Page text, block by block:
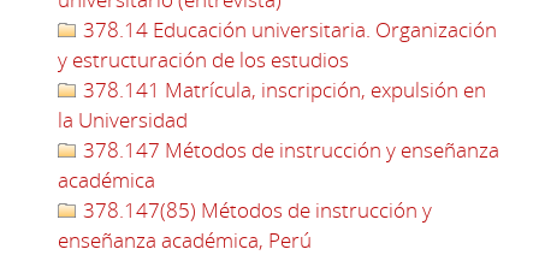
378.14 Educación universitaria. Organización
y estructuración de los estudios
378.141 Matrícula, inscripción, expulsión en
la Universidad
378.147 Métodos de instrucción y enseñanza
académica
378.147(85) Métodos de instrucción y
enseñanza académica, Perú